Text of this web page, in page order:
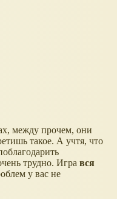
между прочем, они
такое. А учтя, что
трудно. Игра вся
у вас не